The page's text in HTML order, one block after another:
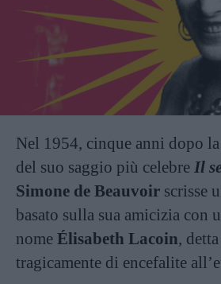
Nel 1954, cinque anni dopo
del suo saggio più celebre Il
Simone de Beauvoir scrisse
basato sulla sua amicizia con
nome Élisabeth Lacoin, detta
tragicamente di encefalite